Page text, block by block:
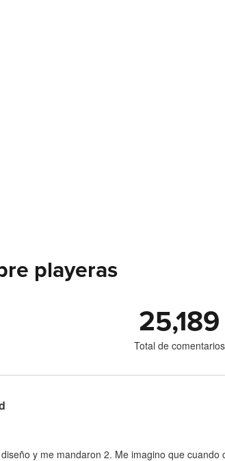
playeras
25,189
Total de comentarios
y me mandaron 2. Me imagino que